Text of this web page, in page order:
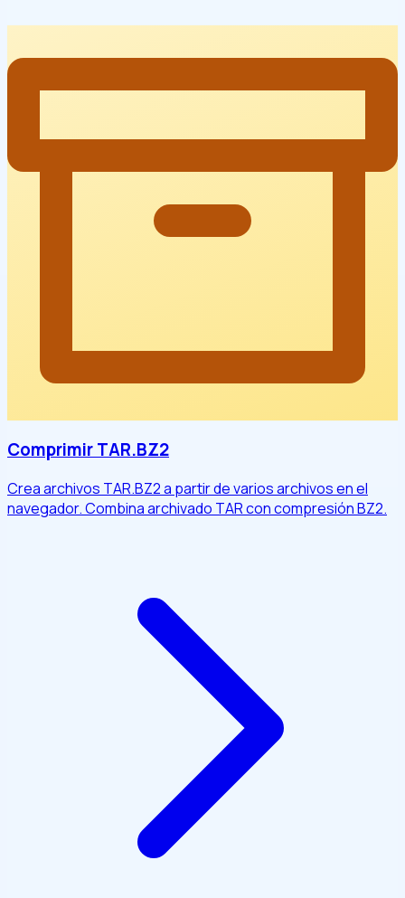
Comprimir TAR.BZ2
Crea archivos TAR.BZ2 a partir de varios archivos en el
navegador. Combina archivado TAR con compresión BZ2.